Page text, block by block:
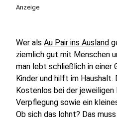
Anzeige
Wer als Au Pair ins Ausland
ziemlich gut mit Menschen
man lebt schließlich in einer
Kinder und hilft im Haushalt.
Kostenlos bei der jeweiligen
Verpflegung sowie ein
Ob sich das lohnt? Das